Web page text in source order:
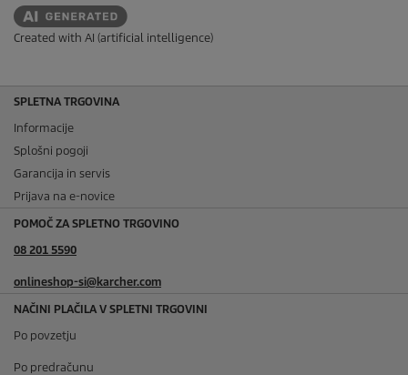
Created with AI (artificial intelligence)
SPLETNA TRGOVINA
Informacije
Splošni pogoji
Garancija in servis
Prijava na e-novice
POMOČ ZA SPLETNO TRGOVINO
08 201 5590
onlineshop-si@karcher.com
NAČINI PLAČILA V SPLETNI TRGOVINI
Po povzetju
Po predračunu